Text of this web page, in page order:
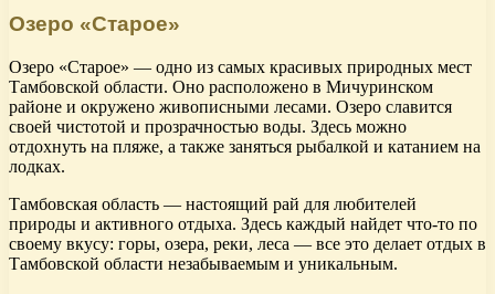
Озеро «Старое»
Озеро «Старое» — одно из самых красивых природных мест
Тамбовской области. Оно расположено в Мичуринском
районе и окружено живописными лесами. Озеро славится
своей чистотой и прозрачностью воды. Здесь можно
отдохнуть на пляже, а также заняться рыбалкой и катанием на
лодках.
Тамбовская область — настоящий рай для любителей
природы и активного отдыха. Здесь каждый найдет что-то по
своему вкусу: горы, озера, реки, леса — все это делает отдых в
Тамбовской области незабываемым и уникальным.